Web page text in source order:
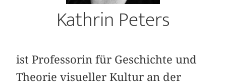
Kathrin Peters
ist Professorin für Geschichte und
Theorie visueller Kultur an der